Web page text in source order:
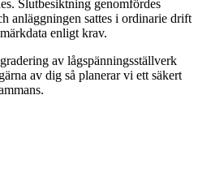
Slutbesiktning genomfördes
anläggningen sattes i ordinarie drift
enligt krav.
av lågspänningsställverk
av dig så planerar vi ett säkert